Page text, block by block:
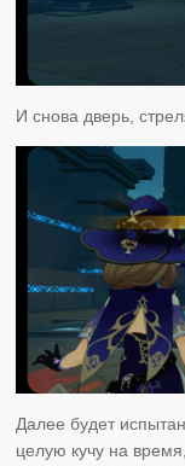
И снова дверь,
Далее будет
целую кучу на